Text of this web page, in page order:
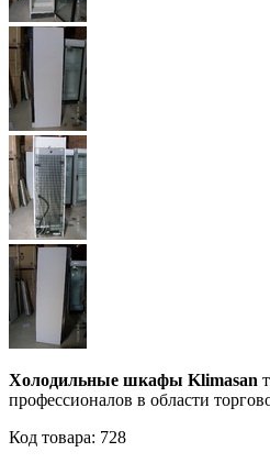
Холодильные шкафы Klimasan
профессионалов в области
Код товара: 728